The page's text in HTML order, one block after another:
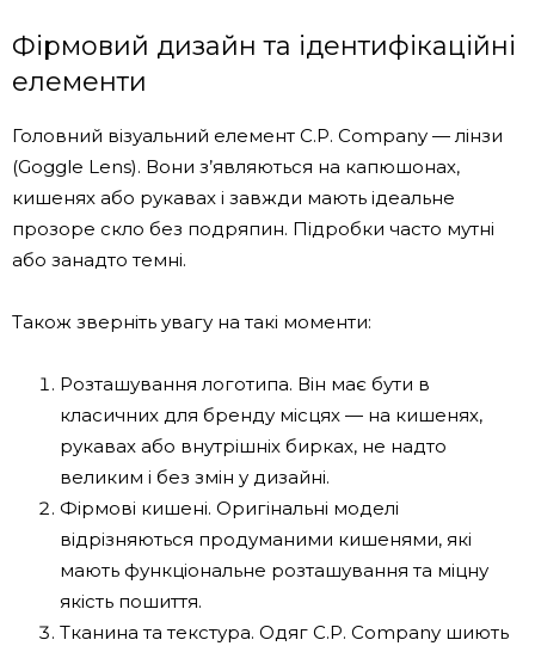
Фірмовий дизайн та ідентифікаційні
елементи
Головний візуальний елемент C.P. Company — лінзи
(Goggle Lens). Вони з’являються на капюшонах,
кишенях або рукавах і завжди мають ідеальне
прозоре скло без подряпин. Підробки часто мутні
або занадто темні.
Також зверніть увагу на такі моменти:
Розташування логотипа. Він має бути в
класичних для бренду місцях — на кишенях,
рукавах або внутрішніх бирках, не надто
великим і без змін у дизайні.
Фірмові кишені. Оригінальні моделі
відрізняються продуманими кишенями, які
мають функціональне розташування та міцну
якість пошиття.
Тканина та текстура. Одяг C.P. Company шиють